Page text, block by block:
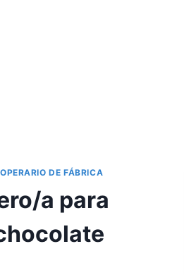
OPERARIO DE FÁBRICA
a para